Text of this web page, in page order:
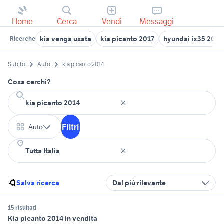
Home Cerca Vendi Messaggi
Ricerche kia venga usata kia picanto 2017 hyundai ix35 2014
Subito Auto kia picanto 2014
Cosa cerchi?
Auto Filtri
Salva ricerca Dal più rilevante
15 risultati
Kia picanto 2014 in vendita